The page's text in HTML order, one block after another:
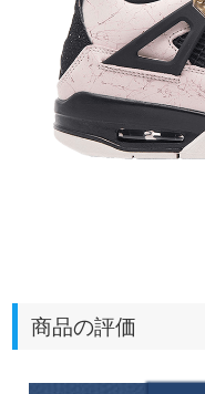
商品の評価